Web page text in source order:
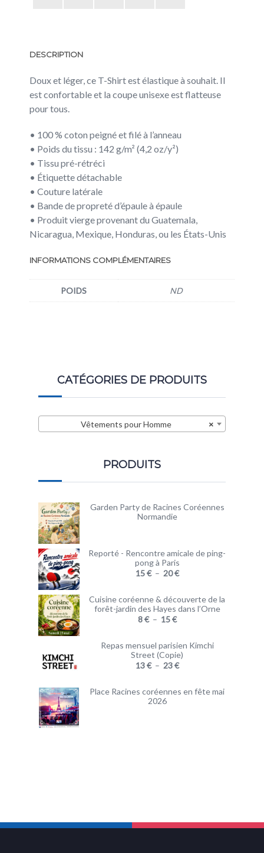
DESCRIPTION
Doux et léger, ce T-Shirt est élastique à souhait. Il
est confortable et la coupe unisexe est flatteuse
pour tous.
• 100 % coton peigné et filé à l’anneau
• Poids du tissu : 142 g/m² (4,2 oz/y²)
• Tissu pré-rétréci
• Étiquette détachable
• Couture latérale
• Bande de propreté d’épaule à épaule
• Produit vierge provenant du Guatemala,
Nicaragua, Mexique, Honduras, ou les États-Unis
INFORMATIONS COMPLÉMENTAIRES
POIDS ND
CATÉGORIES DE PRODUITS
×
Vêtements pour Homme
PRODUITS
Garden Party de Racines Coréennes
Normandie
Reporté - Rencontre amicale de ping-
pong à Paris
15€ – 20€
Cuisine coréenne & découverte de la
forêt-jardin des Hayes dans l’Orne
8€ – 15€
Repas mensuel parisien Kimchi
Street (Copie)
13€ – 23€
Place Racines coréennes en fête mai
2026